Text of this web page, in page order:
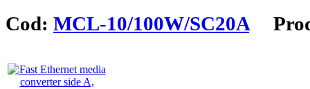
Cod: MCL-10/100W/SC20A